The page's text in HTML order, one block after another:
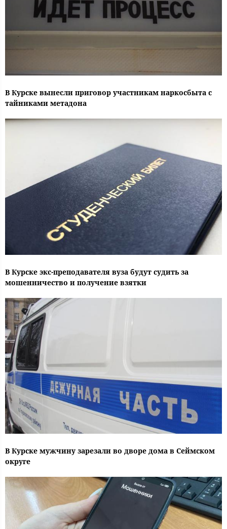
В Курске вынесли приговор участникам наркосбыта с
тайниками метадона
В Курске экс-преподавателя вуза будут судить за
мошенничество и получение взятки
В Курске мужчину зарезали во дворе дома в Сеймском
округе